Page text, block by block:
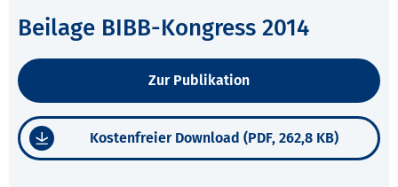
Beilage BIBB-Kongress 2014
Zur Publikation
Kostenfreier Download (PDF, 262,8 KB)